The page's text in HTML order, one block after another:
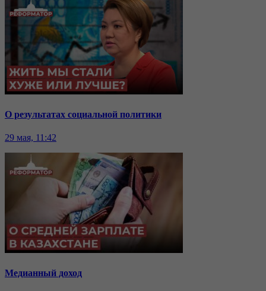
О результатах социальной политики
29 мая, 11:42
Медианный доход